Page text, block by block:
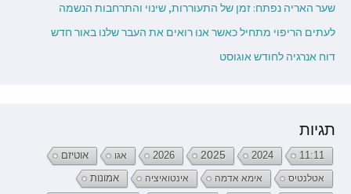
שער האריה נפתח: זמן של התעוררות, שינוי והתרחבות הנשמה
לעתים הריפוי מתחיל כאשר אנו רואים את העבר שלנו באור חדש
דוח אנרגיה לחודש אוגוסט
תגיות
11:11
2024
2025
2026 אגו אוטיזם
אטלנטיס אימא אדמה אינטואיציה אמונות